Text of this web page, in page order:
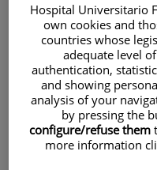
Situación:Planta Baja
Jefe/a de servicio:Dr.
Horario:8 - 21h
Hospital Universitario
own cookies and
countries whose
adequate level
authentication,
and showing
analysis of your
by pressing the
configure/refuse them
more information